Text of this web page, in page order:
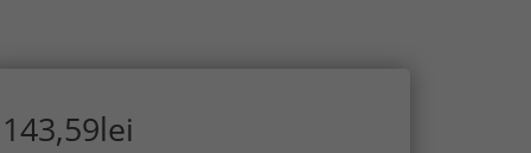
143,59lei